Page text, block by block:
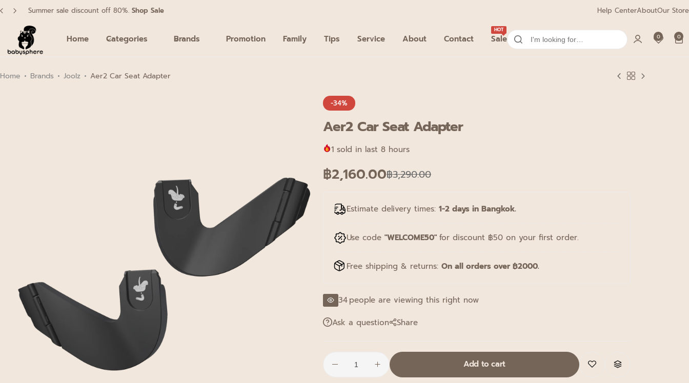
Summer sale discount off 80%. Shop Sale Help CenterAboutOur Store
Home Categories Brands Promotion Family Tips Service About Contact Sale
HOT
0 0
Home Brands Joolz Aer2 Car Seat Adapter
-34%
Aer2 Car Seat Adapter
1 sold in last 8 hours
฿3,290.00
฿2,160.00
Estimate delivery times: 1-2 days in Bangkok.
Use code "WELCOME50" for discount ฿50 on your first order.
Free shipping & returns: On all orders over ฿2000.
34people are viewing this right now
Ask a question
Share
Add to cart
รถเข็นค้นใหญ่ Pushchair
อุปกรณ์เสริม Accessories
เป้อุ้ม Baby Carrier
เฟอร์นิเจอร์ Furniture